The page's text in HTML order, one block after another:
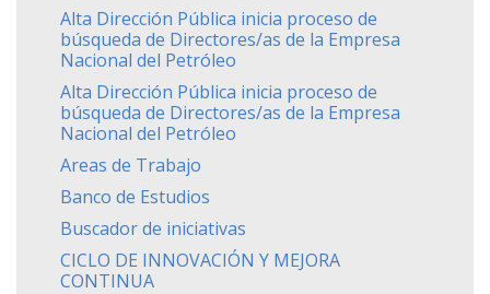
Alta Dirección Pública inicia proceso de
búsqueda de Directores/as de la Empresa
Nacional del Petróleo
Alta Dirección Pública inicia proceso de
búsqueda de Directores/as de la Empresa
Nacional del Petróleo
Areas de Trabajo
Banco de Estudios
Buscador de iniciativas
CICLO DE INNOVACIÓN Y MEJORA
CONTINUA